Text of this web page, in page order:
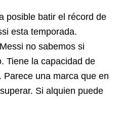
posible batir el récord de
esta temporada.
no sabemos si
Tiene la capacidad de
una marca que en
Si alquien puede